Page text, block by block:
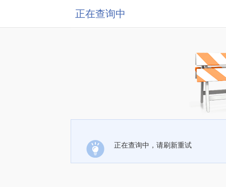
正在查询中
正在查询中，请刷新重试